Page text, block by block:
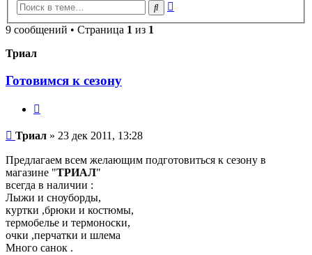
Поиск
9 сообщений • Страница 1 из 1
Триал
Готовимся к сезону
Сообщение
Триал » 23 дек 2011, 13:28
Предлагаем всем желающим подготовиться к сезону в
магазине "ТРИАЛ"
всегда в наличии :
Лыжи и сноуборды,
куртки ,брюки и костюмы,
термобелье и термоноски,
очки ,перчатки и шлема
Много санок .